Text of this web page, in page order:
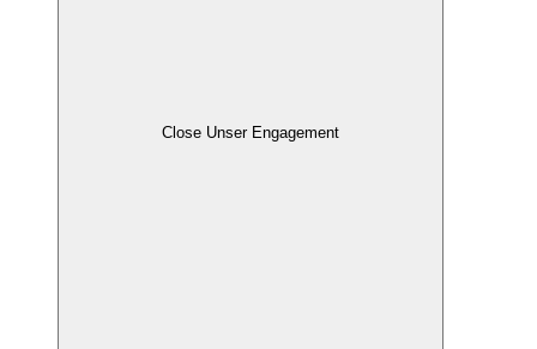
Close Unser Engagement